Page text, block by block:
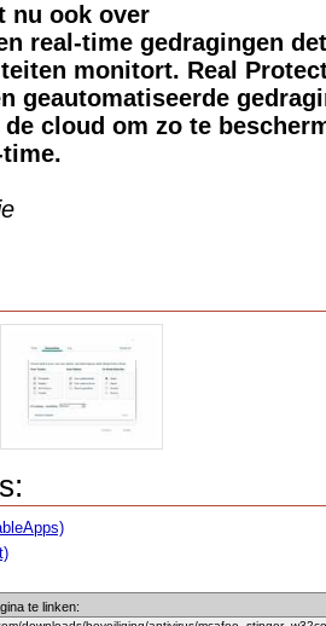
nu ook over
real-time gedragingen
monitort. Real
geautomatiseerde
cloud om zo te
te linken: